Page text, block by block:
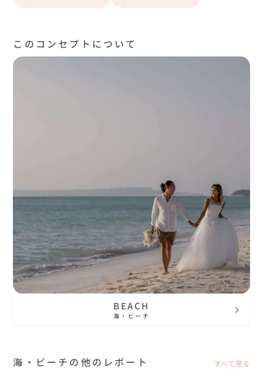
このコンセプトについて
BEACH
海・ビーチ
海・ビーチの他のレポート すべて見る